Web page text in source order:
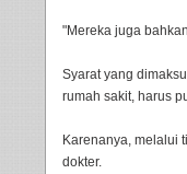
"Mereka juga
Syarat yang
rumah sakit, harus
Karenanya, melalui
dokter.